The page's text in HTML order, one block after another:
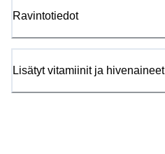
Ravintotiedot
Lisätyt vitamiinit ja hivenaineet